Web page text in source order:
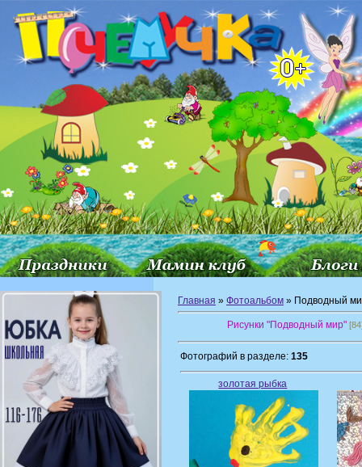
Главная » Фотоальбом » Подводный
Рисунки "Подводный мир"
Фотографий в разделе: 135
золотая рыбка